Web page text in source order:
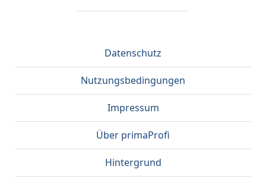
Datenschutz
Nutzungsbedingungen
Impressum
Über primaProfi
Hintergrund